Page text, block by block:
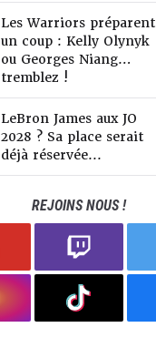
Les Warriors préparent
un coup : Kelly Olynyk
ou Georges Niang…
tremblez !
LeBron James aux JO
2028 ? Sa place serait
déjà réservée...
REJOINS NOUS !